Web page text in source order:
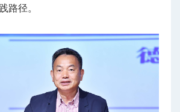
路径。